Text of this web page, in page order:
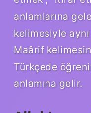
anlamlarına
kelimesiyle aynı
Maârif
Türkçede
anlamına gelir.